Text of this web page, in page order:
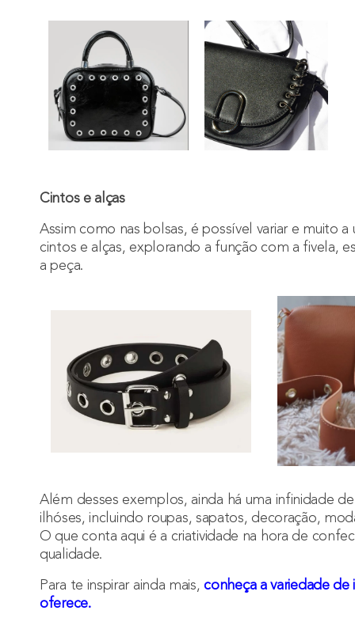
Cintos e alças
Assim como nas bolsas, é possível variar e muito
cintos e alças, explorando a função com a fivela,
a peça.
Além desses exemplos, ainda há uma infinidade
ilhóses, incluindo roupas, sapatos, decoração,
O que conta aqui é a criatividade na hora de
qualidade.
Para te inspirar ainda mais,conheça a variedade de
oferece.